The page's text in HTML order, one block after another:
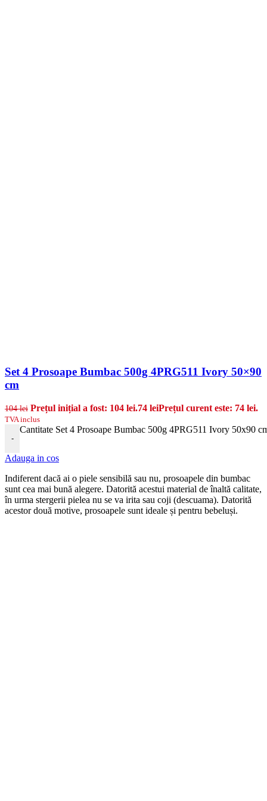
Set 4 Prosoape Bumbac 500g 4PRG511 Ivory 50×90
cm
104lei Prețul inițial a fost: 104 lei.74 leiPrețul curent este: 74 lei.
TVA inclus
-
Cantitate Set 4 Prosoape Bumbac 500g 4PRG511 Ivory 50x90
Adauga in cos
Indiferent dacă ai o piele sensibilă sau nu, prosoapele din bumbac
sunt cea mai bună alegere. Datorită acestui material de înaltă calitate,
în urma stergerii pielea nu se va irita sau coji (descuama). Datorită
acestor două motive, prosoapele sunt ideale și pentru bebeluși.